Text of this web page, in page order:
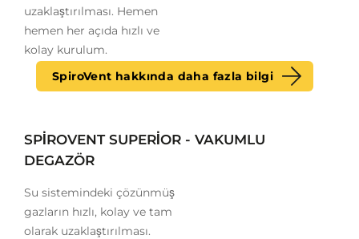
uzaklaştırılması. Hemen
hemen her açıda hızlı ve
kolay kurulum.
SpiroVent hakkında daha fazla bilgi
SPIROVENT SUPERIOR - VAKUMLU
DEGAZÖR
Su sistemindeki çözünmüş
gazların hızlı, kolay ve tam
olarak uzaklaştırılması.